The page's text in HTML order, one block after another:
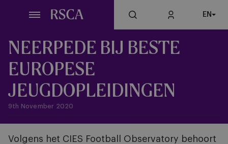
content
EN
NEERPEDE BIJ BESTE
EUROPESE
JEUGDOPLEIDINGEN
9th November 2020
Volgens het CIES Football Observatory behoort